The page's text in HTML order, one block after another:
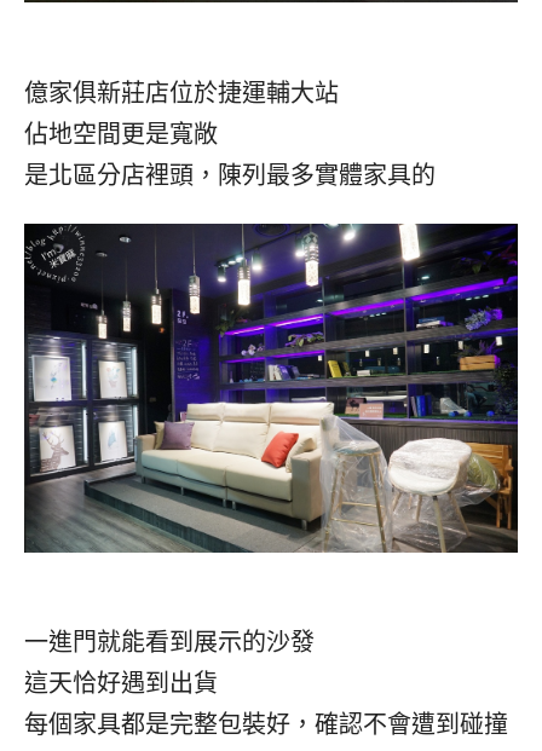
億家俱新莊店位於捷運輔大站
佔地空間更是寬敞
是北區分店裡頭，陳列最多實體家具的
一進門就能看到展示的沙發
這天恰好遇到出貨
每個家具都是完整包裝好，確認不會遭到碰撞